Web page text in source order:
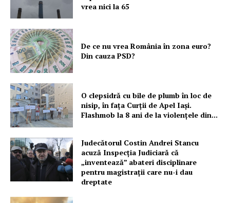
vrea nici la 65
De ce nu vrea România în zona euro?
Din cauza PSD?
O clepsidră cu bile de plumb în loc de
nisip, în fața Curții de Apel Iași.
Flashmob la 8 ani de la violențele din...
Judecătorul Costin Andrei Stancu
acuză Inspecția Judiciară că
„inventează” abateri disciplinare
pentru magistrații care nu-i dau
dreptate